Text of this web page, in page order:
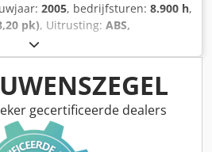
2005, bedrijfsturen: 8.900 h,
pk), Uitrusting: ABS,
vierwielaandrijving
4.692 mm Breedte: 2.507 mm
2.723 mm Nominaal
pk Nominaal toerental: 2.200 tpm
7.480 cm³ Koppeltoename:
Cjdpfswlmt Isx Acaoha
gecertificeerde dealers